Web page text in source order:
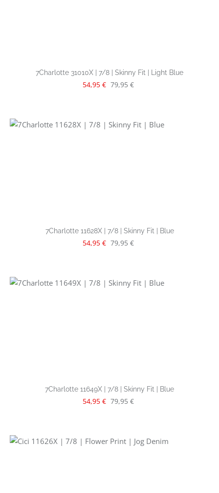
7Charlotte 31010X | 7/8 | Skinny Fit | Light Blue
Verkaufspreis:
54,95 € Regulärer Preis:
79,95 €
7Charlotte 11628X | 7/8 | Skinny Fit | Blue
Verkaufspreis:
54,95 € Regulärer Preis:
79,95 €
7Charlotte 11649X | 7/8 | Skinny Fit | Blue
Verkaufspreis:
54,95 € Regulärer Preis:
79,95 €